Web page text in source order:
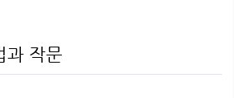
과 작문